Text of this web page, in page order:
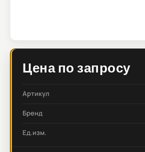
Цена по запросу
Артикул
Бренд
Ед.изм.